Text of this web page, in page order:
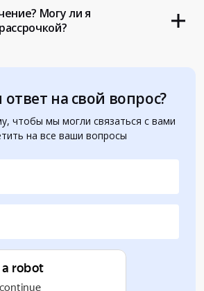
на свой вопрос?
чтобы мы могли связаться с вами
на все ваши вопросы
Могу ли я